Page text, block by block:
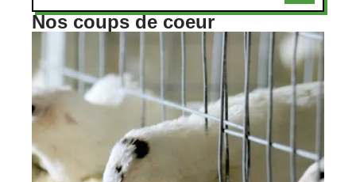
Nos coups de coeur